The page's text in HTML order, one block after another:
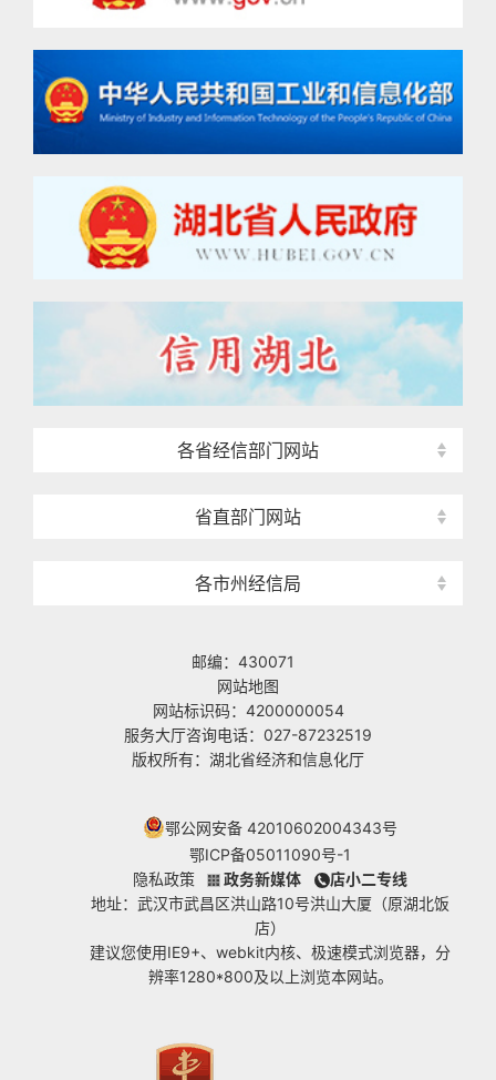
各省经信部门网站
省直部门网站
各市州经信局
邮编：430071
网站地图
网站标识码：4200000054
服务大厅咨询电话：027-87232519
版权所有：湖北省经济和信息化厅
鄂公网安备 42010602004343号
鄂ICP备05011090号-1
隐私政策
政务新媒体
店小二专线
地址：武汉市武昌区洪山路10号洪山大厦（原湖北饭
店）
建议您使用IE9+、webkit内核、极速模式浏览器，分
辨率1280*800及以上浏览本网站。